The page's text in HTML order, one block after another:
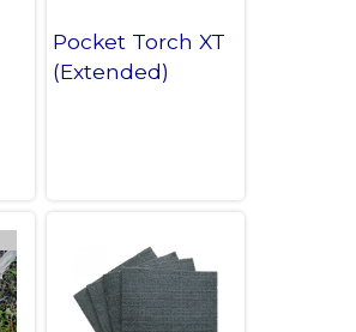
Pocket Torch XT
(Extended)